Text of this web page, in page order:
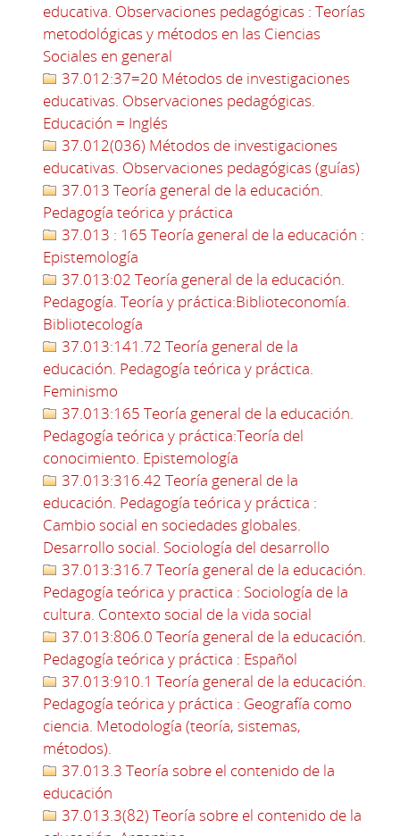
educativa. Observaciones pedagógicas : Teorías
metodológicas y métodos en las Ciencias
Sociales en general
37.012:37=20 Métodos de investigaciones
educativas. Observaciones pedagógicas.
Educación = Inglés
37.012(036) Métodos de investigaciones
educativas. Observaciones pedagógicas (guías)
37.013 Teoría general de la educación.
Pedagogía teórica y práctica
37.013 : 165 Teoría general de la educación :
Epistemología
37.013:02 Teoría general de la educación.
Pedagogía. Teoría y práctica:Biblioteconomía.
Bibliotecología
37.013:141.72 Teoría general de la
educación. Pedagogía teórica y práctica.
Feminismo
37.013:165 Teoría general de la educación.
Pedagogía teórica y práctica:Teoría del
conocimiento. Epistemología
37.013:316.42 Teoría general de la
educación. Pedagogía teórica y práctica :
Cambio social en sociedades globales.
Desarrollo social. Sociología del desarrollo
37.013:316.7 Teoría general de la educación.
Pedagogía teórica y practica : Sociología de la
cultura. Contexto social de la vida social
37.013:806.0 Teoría general de la educación.
Pedagogía teórica y práctica : Español
37.013:910.1 Teoría general de la educación.
Pedagogía teórica y práctica : Geografía como
ciencia. Metodología (teoría, sistemas,
métodos).
37.013.3 Teoría sobre el contenido de la
educación
37.013.3(82) Teoría sobre el contenido de la